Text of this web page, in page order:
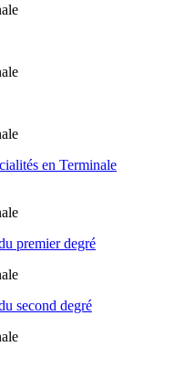
en Terminale
premier degré
second degré